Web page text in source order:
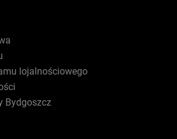
lojalnościowego
Bydgoszcz